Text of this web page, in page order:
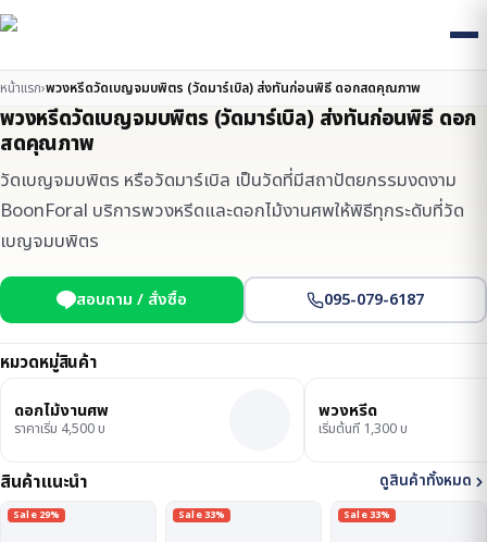
หน้าแรก›พวงหรีดวัดเบญจมบพิตร (วัดมาร์เบิล) ส่งทันก่อนพิธี ดอกสดคุณภาพ
พวงหรีดวัดเบญจมบพิตร (วัดมาร์เบิล) ส่งทันก่อนพิธี ดอก
สดคุณภาพ
วัดเบญจมบพิตร หรือวัดมาร์เบิล เป็นวัดที่มีสถาปัตยกรรมงดงาม
BoonForal บริการพวงหรีดและดอกไม้งานศพให้พิธีทุกระดับที่วัด
เบญจมบพิตร
สอบถาม / สั่งซื้อ 095-079-6187
หมวดหมู่สินค้า
ดอกไม้งานศพ
ราคาเริ่ม 4,500 บ
พวงหรีด
เริ่มต้นที่ 1,300 บ
สินค้าแนะนำ ดูสินค้าทั้งหมด
Sale 29% Sale 33% Sale 33%